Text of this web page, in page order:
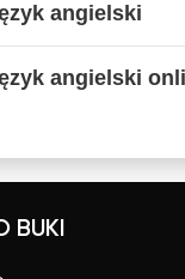
angielski
angielski
BUKI